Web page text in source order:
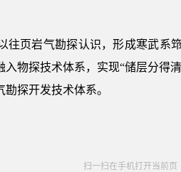
往页岩气勘探认识，形成寒武系
物探技术体系，实现“储层分得
探开发技术体系。
扫一扫在手机打开当前页